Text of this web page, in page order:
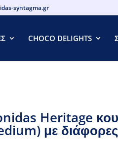
syntagma.gr
CHOCO DELIGHTS
Heritage
με